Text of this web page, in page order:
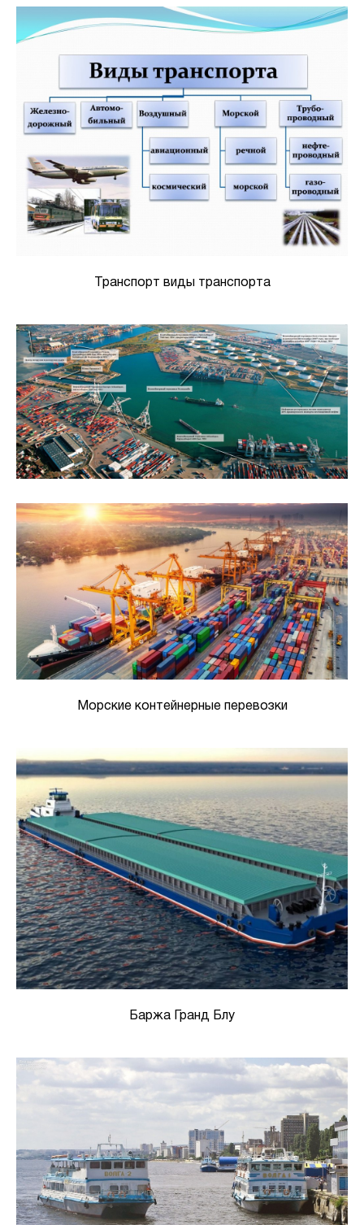
Транспорт виды транспорта
Морские контейнерные перевозки
Баржа Гранд Блу